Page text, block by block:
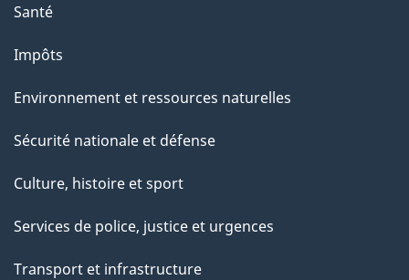
Santé
Impôts
Environnement et ressources naturelles
Sécurité nationale et défense
Culture, histoire et sport
Services de police, justice et urgences
Transport et infrastructure